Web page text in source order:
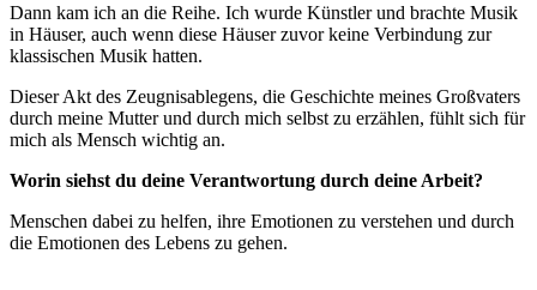
Dann kam ich an die Reihe. Ich wurde Künstler und brachte Musik
in Häuser, auch wenn diese Häuser zuvor keine Verbindung zur
klassischen Musik hatten.
Dieser Akt des Zeugnisablegens, die Geschichte meines Großvaters
durch meine Mutter und durch mich selbst zu erzählen, fühlt sich für
mich als Mensch wichtig an.
Worin siehst du deine Verantwortung durch deine Arbeit?
Menschen dabei zu helfen, ihre Emotionen zu verstehen und durch
die Emotionen des Lebens zu gehen.